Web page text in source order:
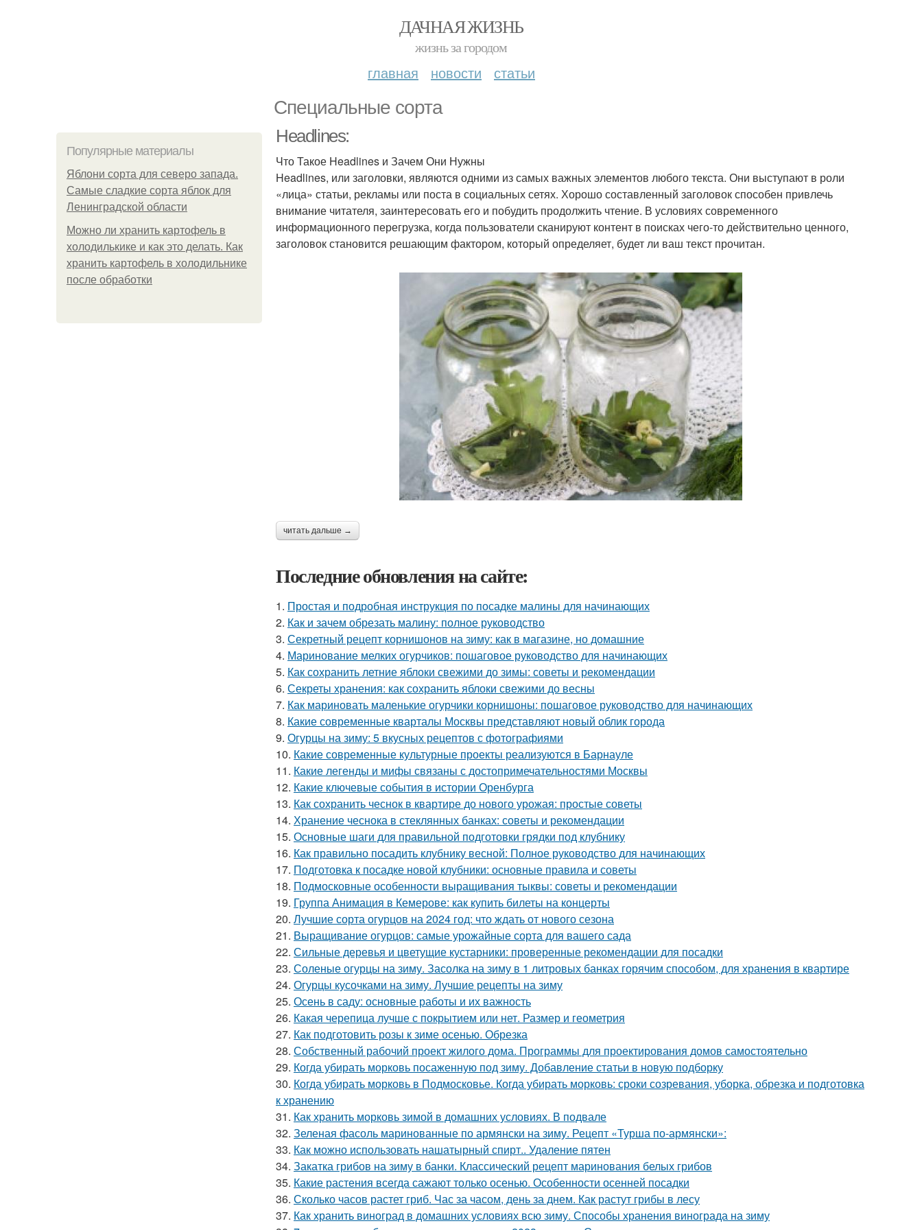
ДАЧНАЯ ЖИЗНЬ
жизнь за городом
главная новости статьи
Специальные сорта
Популярные материалы
Яблони сорта для северо запада.
Самые сладкие сорта яблок для
Ленинградской области
Можно ли хранить картофель в
холодилькике и как это делать. Как
хранить картофель в холодильнике
после обработки
Headlines:
Что Такое Headlines и Зачем Они Нужны
Headlines, или заголовки, являются одними из самых важных элементов любого текста. Они выступают в роли
«лица» статьи, рекламы или поста в социальных сетях. Хорошо составленный заголовок способен привлечь
внимание читателя, заинтересовать его и побудить продолжить чтение. В условиях современного
информационного перегрузка, когда пользователи сканируют контент в поисках чего-то действительно ценного,
заголовок становится решающим фактором, который определяет, будет ли ваш текст прочитан.
читать дальше →
Последние обновления на сайте:
1. Простая и подробная инструкция по посадке малины для начинающих
2. Как и зачем обрезать малину: полное руководство
3. Секретный рецепт корнишонов на зиму: как в магазине, но домашние
4. Маринование мелких огурчиков: пошаговое руководство для начинающих
5. Как сохранить летние яблоки свежими до зимы: советы и рекомендации
6. Секреты хранения: как сохранить яблоки свежими до весны
7. Как мариновать маленькие огурчики корнишоны: пошаговое руководство для начинающих
8. Какие современные кварталы Москвы представляют новый облик города
9. Огурцы на зиму: 5 вкусных рецептов с фотографиями
10. Какие современные культурные проекты реализуются в Барнауле
11. Какие легенды и мифы связаны с достопримечательностями Москвы
12. Какие ключевые события в истории Оренбурга
13. Как сохранить чеснок в квартире до нового урожая: простые советы
14. Хранение чеснока в стеклянных банках: советы и рекомендации
15. Основные шаги для правильной подготовки грядки под клубнику
16. Как правильно посадить клубнику весной: Полное руководство для начинающих
17. Подготовка к посадке новой клубники: основные правила и советы
18. Подмосковные особенности выращивания тыквы: советы и рекомендации
19. Группа Анимация в Кемерове: как купить билеты на концерты
20. Лучшие сорта огурцов на 2024 год: что ждать от нового сезона
21. Выращивание огурцов: самые урожайные сорта для вашего сада
22. Сильные деревья и цветущие кустарники: проверенные рекомендации для посадки
23. Соленые огурцы на зиму. Засолка на зиму в 1 литровых банках горячим способом, для хранения в квартире
24. Огурцы кусочками на зиму. Лучшие рецепты на зиму
25. Осень в саду: основные работы и их важность
26. Какая черепица лучше с покрытием или нет. Размер и геометрия
27. Как подготовить розы к зиме осенью. Обрезка
28. Собственный рабочий проект жилого дома. Программы для проектирования домов самостоятельно
29. Когда убирать морковь посаженную под зиму. Добавление статьи в новую подборку
30. Когда убирать морковь в Подмосковье. Когда убирать морковь: сроки созревания, уборка, обрезка и подготовка
к хранению
31. Как хранить морковь зимой в домашних условиях. В подвале
32. Зеленая фасоль маринованные по армянски на зиму. Рецепт «Турша по-армянски»:
33. Как можно использовать нашатырный спирт.. Удаление пятен
34. Закатка грибов на зиму в банки. Классический рецепт маринования белых грибов
35. Какие растения всегда сажают только осенью. Особенности осенней посадки
36. Сколько часов растет гриб. Час за часом, день за днем. Как растут грибы в лесу
37. Как хранить виноград в домашних условиях всю зиму. Способы хранения винограда на зиму